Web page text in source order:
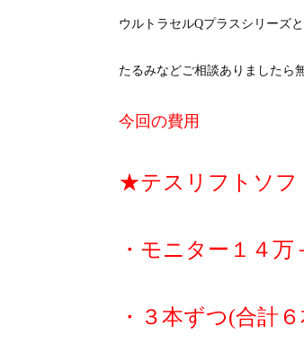
ウルトラセルQプラスシリーズ
たるみなどご相談ありましたら
今回の費用
★テスリフトソフ
・モニター１４万
・３本ずつ(合計